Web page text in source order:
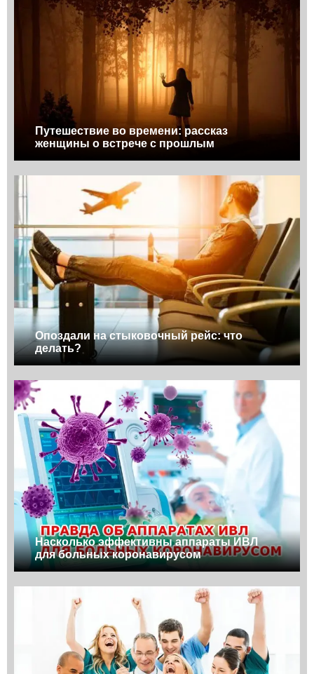
Путешествие во времени: рассказ
женщины о встрече с прошлым
Опоздали на стыковочный рейс: что
делать?
Насколько эффективны аппараты ИВЛ
для больных коронавирусом